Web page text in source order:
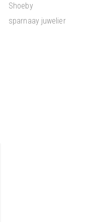
Shoeby
sparnaay juwelier